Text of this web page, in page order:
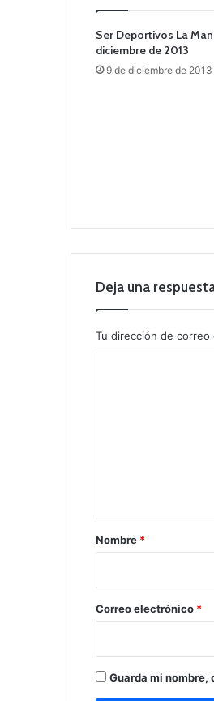
Ser Deportivos La
diciembre de 2013
9 de diciembre de 2013
Deja una
Tu dirección de
r
*
Nombre *
Correo electrónico *
Guarda mi nombre,